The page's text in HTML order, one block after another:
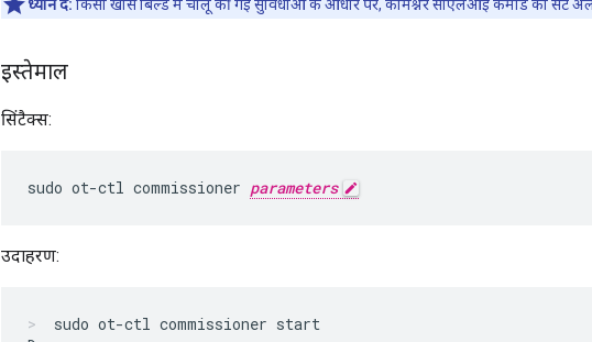
ध्यान दें: किसी खास बिल्ड में चालू की गई सुविधाओं के आधार पर, कमिश्नर सीएलआई कमांड का सेट
इस्तेमाल
सिंटैक्स:
sudo ot-ctl commissioner parameters
उदाहरण:
sudo ot-ctl commissioner start